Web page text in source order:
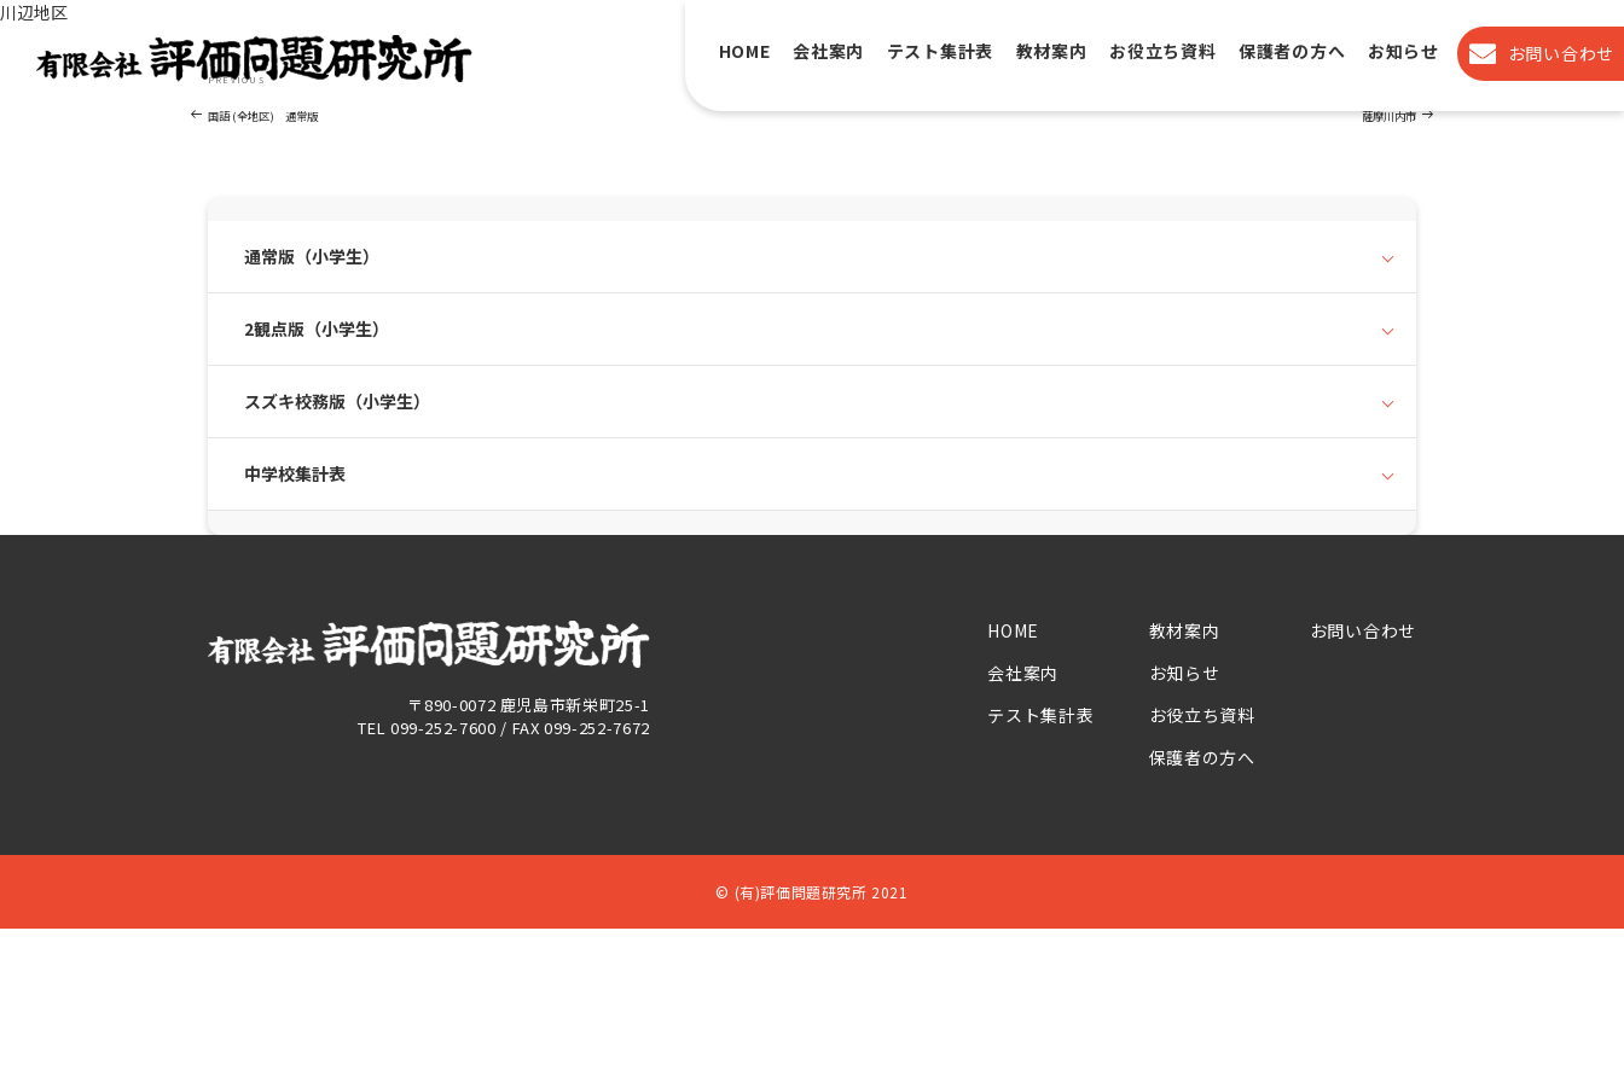
HOME 会社案内 テスト集計表 教材案内 お役立ち資料 保護者の方へ お知らせ お問い合わせ
川辺地区
投
稿
ナ
Previous
PREVIOUS
国語 (全地区) 通常版 薩摩川内市
通常版（小学生）
2観点版（小学生）
スズキ校務版（小学生）
中学校集計表
〒890-0072 鹿児島市新栄町25-1
TEL 099-252-7600 / FAX 099-252-7672
HOME
会社案内
テスト集計表
教材案内
お知らせ
お役立ち資料
保護者の方へ
お問い合わせ
© (有)評価問題研究所 2021